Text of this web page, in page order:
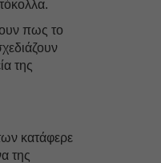
πως το
της
κατάφερε
της